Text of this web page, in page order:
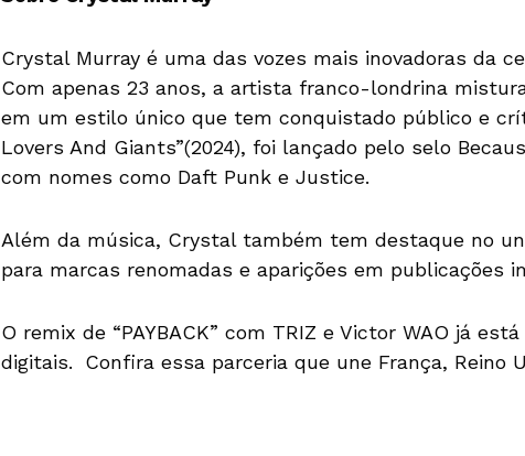
Crystal Murray é uma das vozes mais inovadoras da
Com apenas 23 anos, a artista franco-londrina
em um estilo único que tem conquistado público e
Lovers And Giants”(2024), foi lançado pelo selo
com nomes como Daft Punk e Justice.
Além da música, Crystal também tem destaque no
para marcas renomadas e aparições em publicações
O remix de “PAYBACK” com TRIZ e Victor WAO já
digitais. Confira essa parceria que une França, Reino